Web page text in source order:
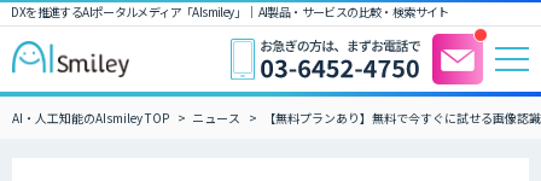
DXを推進するAIポータルメディア「AIsmiley」｜ AI製品・サービスの比較・検索サイト
AI・人工知能のAIsmiley TOP ニュース 【無料プランあり】無料で今すぐに試せる画像